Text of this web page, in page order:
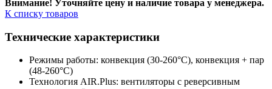
Внимание! Уточняйте цену и наличие товара у менеджера.
К списку товаров
Технические характеристики
Режимы работы: конвекция (30-260°C), конвекция + пар
(48-260°C)
Технология AIR.Plus: вентиляторы с реверсивным